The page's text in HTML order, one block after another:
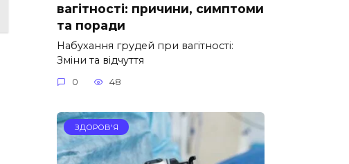
вагітності: причини, симптоми
та поради
Набухання грудей при вагітності:
Зміни та відчуття
0 48
ЗДОРОВ'Я